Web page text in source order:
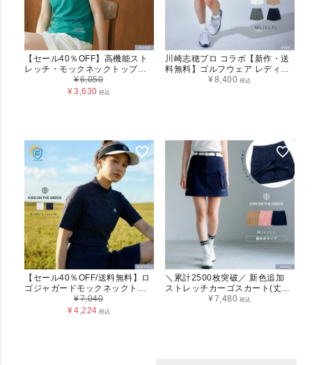
【セール40％OFF】高機能スト
レッチ・モックネックトップス /
UVカット・吸汗速乾 レディース
¥6,050
¥3,630 税込
川崎志穂プロ コラボ【新作・送
料無料】ゴルフウェア レディー
¥8,400 税込
【セール40％OFF/送料無料】ロ
ゴジャガードモックネックトッ
プス レディース
¥7,040
¥4,224 税込
＼累計2500枚突破／ 新色追加
ストレッチカーゴスカート(丈長
め) インナーパンツ一体型 春 夏
¥7,480 税込